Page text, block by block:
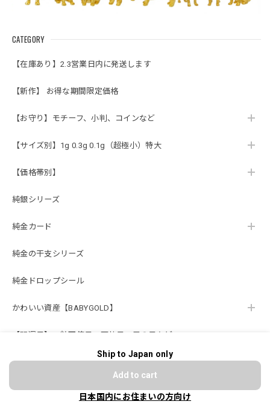
CATEGORY
【在庫あり】2.3営業日内に発送します
【新作】 お得な期間限定価格
【お守り】モチーフ、小判、コインなど
【サイズ別】1g 0.3g 0.1g（超極小）特大
【価格帯別】
純銀シリーズ
純金カード
純金の干支シリーズ
純金ドロップシール
かわいい資産【BABYGOLD】
【開運日】一粒万倍日、天赦日、巳の日など
贈り物【ギフト】
【純金オーダーメイド】サービス
Ship to Japan only
Add to cart
日本国内にお住まいの方向け
ショップに質問する